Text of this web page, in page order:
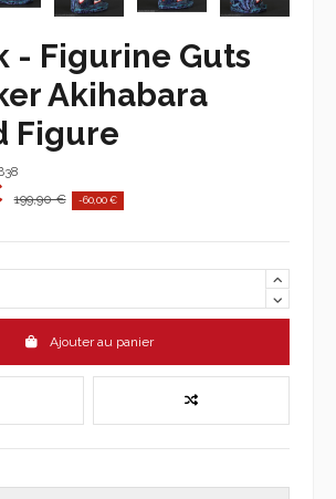
- Figurine Guts
Akihabara
Figure
199,90 € -60,00 €
Ajouter au panier